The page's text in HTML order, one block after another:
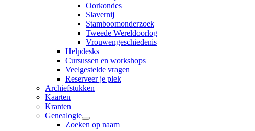
Oorkondes
Slavernij
Stamboomonderzoek
Tweede Wereldoorlog
Vrouwengeschiedenis
Helpdesks
Cursussen en workshops
Veelgestelde vragen
Reserveer je plek
Archiefstukken
Kaarten
Kranten
Genealogie
Zoeken op naam